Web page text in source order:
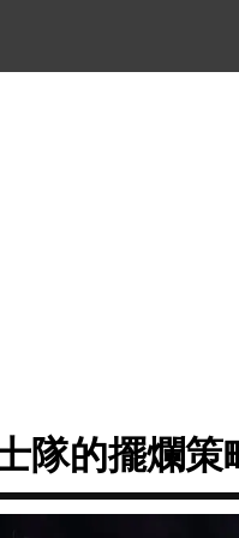
隊的擺爛策